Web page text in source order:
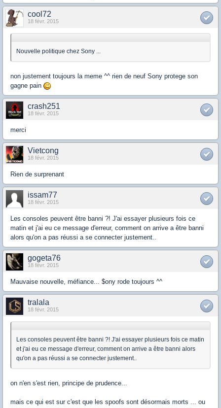
cool72
18 févr. 2015
Nouvelle politique chez Sony ...
non justement toujours la meme ^^ rien de neuf Sony protege son
gagne pain
crash251
18 févr. 2015
merci
Vietcong
18 févr. 2015
Rien de surprenant
issam77
18 févr. 2015
Les consoles peuvent être banni ?! J'ai essayer plusieurs fois ce
matin et j'ai eu ce message d'erreur, comment on arrive a être banni
alors qu'on a pas réussi a se connecter justement..
gogeta76
18 févr. 2015
Mauvaise nouvelle, méfiance... $ony rode toujours ^^
tralala
18 févr. 2015
Les consoles peuvent être banni ?! J'ai essayer plusieurs fois ce matin
et j'ai eu ce message d'erreur, comment on arrive a être banni alors
qu'on a pas réussi a se connecter justement..
on n'en s'est rien, principe de prudence...
mais ce qui est sur c'est que les spoofs sont désormais morts ... ou